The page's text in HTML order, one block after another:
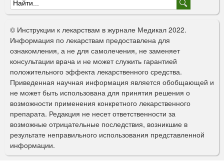
Ф
о
р
м
а
п
о
и
с
к
© Инструкции к лекарствам в журнале Медикал 2022.
Информация по лекарствам предоставлена для
ознакомления, а не для самолечения, не заменяет
консультации врача и не может служить гарантией
положительного эффекта лекарственного средства.
Приведенная научная информация является обобщающей и
не может быть использована для принятия решения о
возможности применения конкретного лекарственного
препарата. Редакция не несет ответственности за
возможные отрицательные последствия, возникшие в
результате неправильного использования представленной
информации.